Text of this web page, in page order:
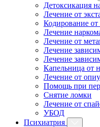
Детоксикация
Лечение от
Кодирование
Лечение
Лечение от
Лечение
Лечение
Капельница от
Лечение от
Помощь при
Снятие ломки
Лечение от
УБОД
Психиатрия